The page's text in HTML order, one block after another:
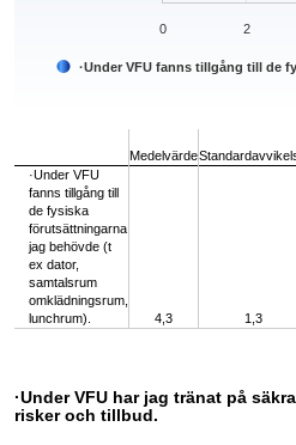
·Under VFU fanns tillgång till de
0 2
Medelvärde
·Under VFU
fanns tillgång till
de fysiska
förutsättningarna
jag behövde (t
ex dator,
samtalsrum
omklädningsrum,
lunchrum).
4,3 1,3
·Under VFU har jag tränat på
risker och tillbud.